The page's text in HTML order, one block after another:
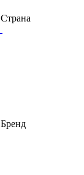
Страна
Бренд